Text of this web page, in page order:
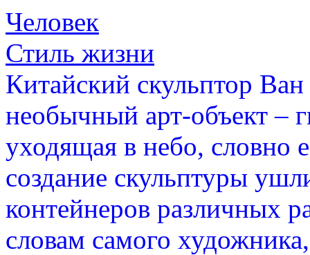
Человек
Стиль жизни
Китайский скульптор
необычный арт-объект –
уходящая в небо, словно
создание скульптуры
контейнеров различных
словам самого